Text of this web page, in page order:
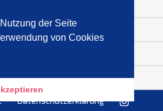
der Seite
von Cookies
Datenschutzerklärung